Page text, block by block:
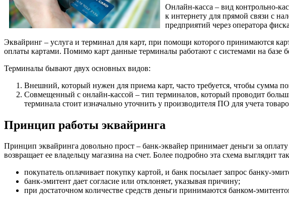
Онлайн-касса – вид контрольно-
к интернету для прямой связи с
предприятий через оператора
Эквайринг – услуга и терминал для карт, при помощи которого принимаются
оплаты картами. Помимо карт данные терминалы работают с системами на базе
Терминалы бывают двух основных видов:
Внешний, который нужен для приема карт, часто требуется, чтобы сумма
Совмещенный с онлайн-кассой – тип терминалов, который проводит
терминала стоит изначально уточнить у производителя ПО для учета
Принцип работы эквайринга
Принцип эквайринга довольно прост – банк-эквайер принимает деньги за
возвращает ее владельцу магазина на счет. Более подробно эта схема выглядит
покупатель оплачивает покупку картой, и банк посылает запрос банку-
банк-эмитент дает согласие или отклоняет, указывая причину;
при достаточном количестве средств деньги принимаются банком-